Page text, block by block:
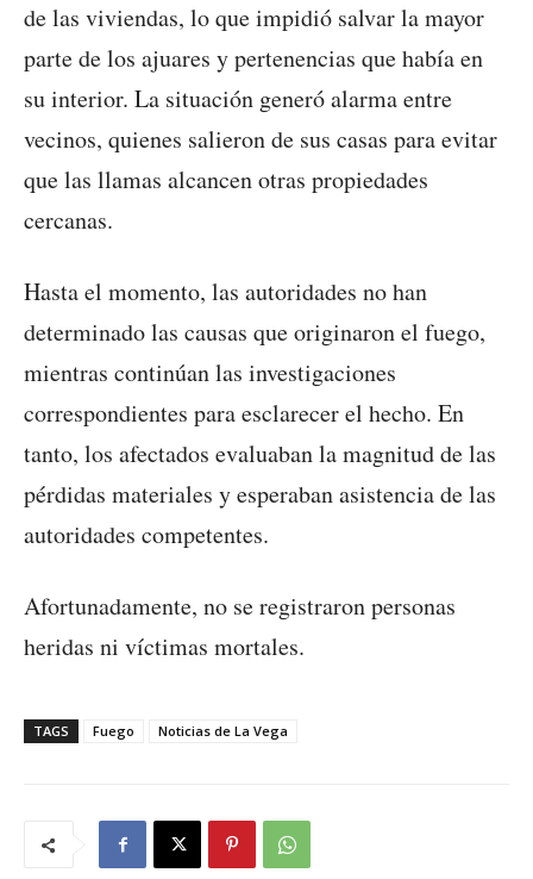
de las viviendas, lo que impidió salvar la mayor
parte de los ajuares y pertenencias que había en
su interior. La situación generó alarma entre
vecinos, quienes salieron de sus casas para evitar
que las llamas alcancen otras propiedades
cercanas.
Hasta el momento, las autoridades no han
determinado las causas que originaron el fuego,
mientras continúan las investigaciones
correspondientes para esclarecer el hecho. En
tanto, los afectados evaluaban la magnitud de las
pérdidas materiales y esperaban asistencia de las
autoridades competentes.
Afortunadamente, no se registraron personas
heridas ni víctimas mortales.
TAGS Fuego Noticias de La Vega